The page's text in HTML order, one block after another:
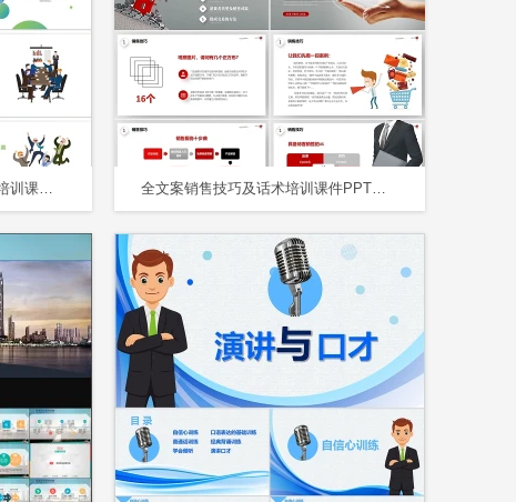
大气简洁商务风人生需要规划培训课件PPT模板 全文案销售技巧及话术培训课件PPT销售话术培训